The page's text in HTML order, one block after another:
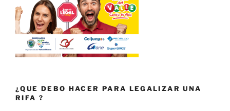
¿QUE DEBO HACER PARA LEGALIZAR UNA
RIFA ?